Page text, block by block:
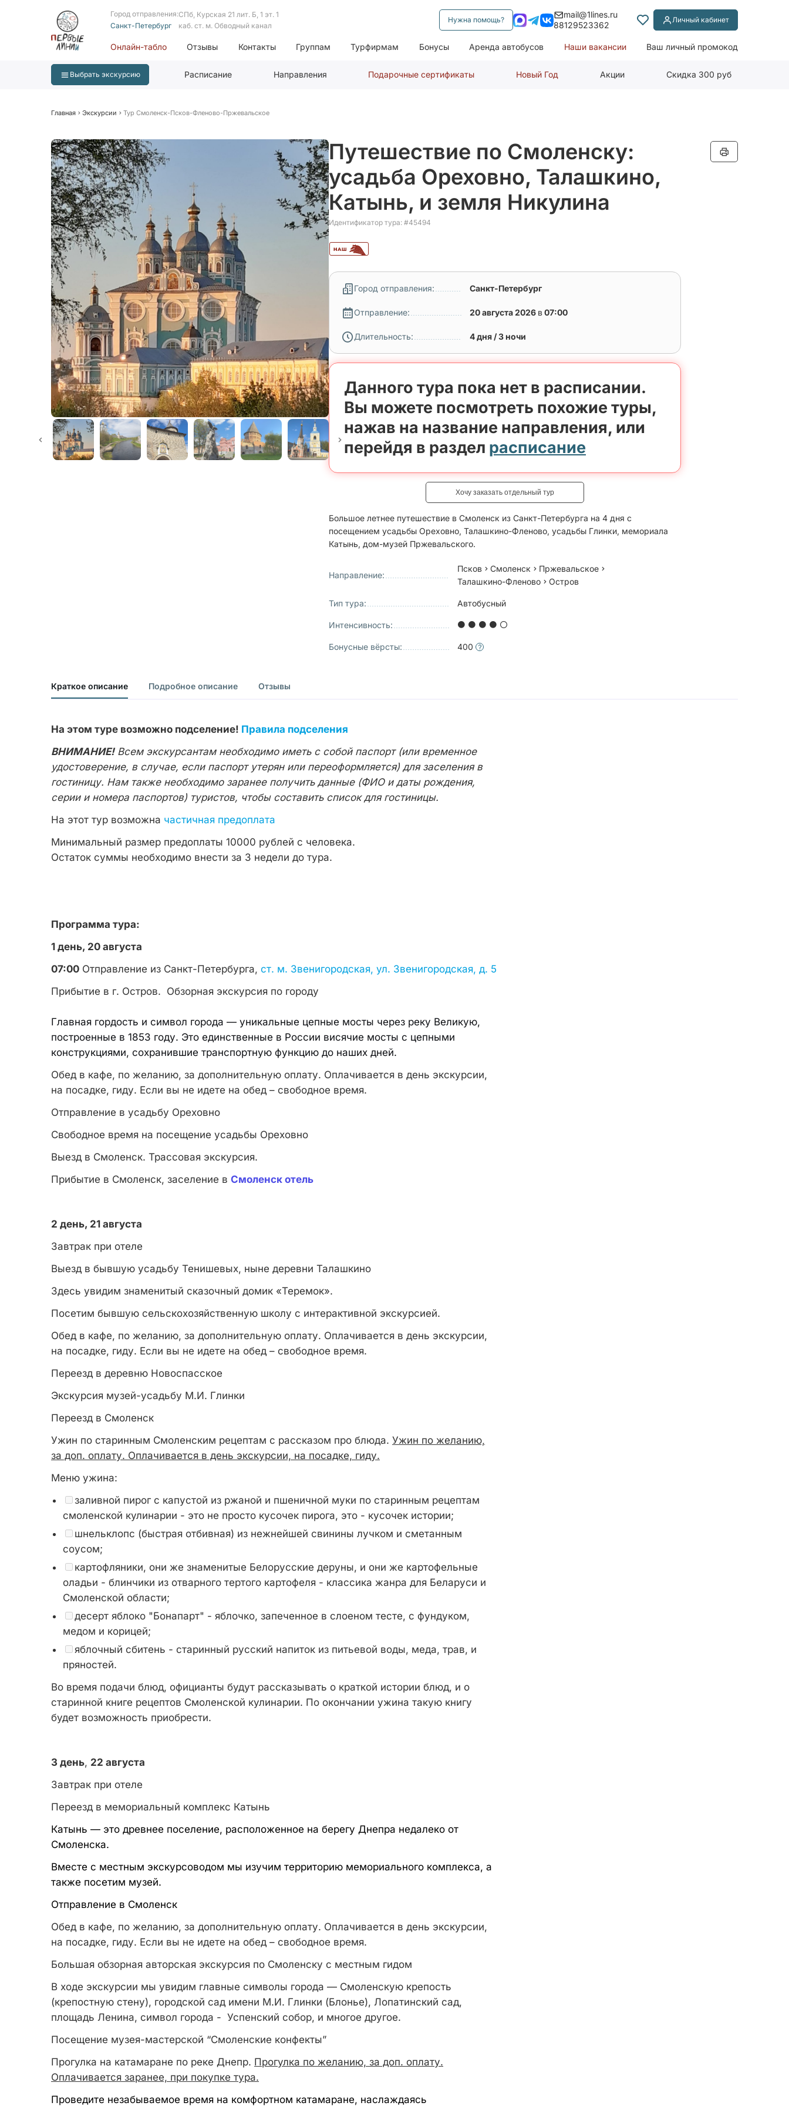
Город отправления:
Санкт-Петербург
СПб, Курская 21 лит. Б, 1 эт. 1
каб. ст. м. Обводный канал
Нужна помощь?
mail@1lines.ru
88129523362
Личный кабинет
Онлайн-табло Отзывы Контакты Группам Турфирмам Бонусы Аренда автобусов Наши вакансии Ваш личный промокод
Выбрать экскурсию Расписание Направления Подарочные сертификаты Новый Год Акции Скидка 300 руб
Главная Экскурсии Тур Смоленск-Псков-Фленово-Пржевальское
Путешествие по Смоленску:
усадьба Ореховно, Талашкино,
Катынь, и земля Никулина
Идентификатор тура: #45494
Город отправления: Санкт-Петербург
Отправление: 20 августа 2026 в07:00
Длительность: 4 дня / 3 ночи
Данного тура пока нет в расписании.
Вы можете посмотреть похожие туры,
нажав на название направления, или
перейдя в раздел расписание
Хочу заказать отдельный тур
Большое летнее путешествие в Смоленск из Санкт-Петербурга на 4 дня с
посещением усадьбы Ореховно, Талашкино-Фленово, усадьбы Глинки, мемориала
Катынь, дом-музей Пржевальского.
Направление:
Псков Смоленск
Пржевальское
Талашкино-Фленово
Остров
Тип тура: Автобусный
Интенсивность:
Бонусные вёрсты: 400
Краткое описание Подробное описание Отзывы
На этом туре возможно подселение! Правила подселения
ВНИМАНИЕ!Всем экскурсантам необходимо иметь с собой паспорт (или временное
удостоверение, в случае, если паспорт утерян или переоформляется) для заселения в
гостиницу. Нам также необходимо заранее получить данные (ФИО и даты рождения,
серии и номера паспортов) туристов, чтобы составить список для гостиницы.
На этот тур возможна частичная предоплата
Минимальный размер предоплаты 10000 рублей с человека.
Остаток суммы необходимо внести за 3 недели до тура.
Программа тура:
1 день, 20 августа
07:00 Отправление из Санкт-Петербурга, ст. м. Звенигородская, ул. Звенигородская, д. 5
Прибытие в г. Остров. Обзорная экскурсия по городу
Главная гордость и символ города — уникальные цепные мосты через реку Великую,
построенные в 1853 году. Это единственные в России висячие мосты с цепными
конструкциями, сохранившие транспортную функцию до наших дней.
Обед в кафе, по желанию, за дополнительную оплату. Оплачивается в день экскурсии,
на посадке, гиду. Если вы не идете на обед – свободное время.
Отправление в усадьбу Ореховно
Свободное время на посещение усадьбы Ореховно
Выезд в Смоленск. Трассовая экскурсия.
Прибытие в Смоленск, заселение в Смоленск отель
2 день, 21 августа
Завтрак при отеле
Выезд в бывшую усадьбу Тенишевых, ныне деревни Талашкино
Здесь увидим знаменитый сказочный домик «Теремок».
Посетим бывшую сельскохозяйственную школу с интерактивной экскурсией.
Обед в кафе, по желанию, за дополнительную оплату. Оплачивается в день экскурсии,
на посадке, гиду. Если вы не идете на обед – свободное время.
Переезд в деревню Новоспасское
Экскурсия музей-усадьбу М.И. Глинки
Переезд в Смоленск
Ужин по старинным Смоленским рецептам с рассказом про блюда. Ужин по желанию,
за доп. оплату. Оплачивается в день экскурсии, на посадке, гиду.
Меню ужина:
заливной пирог с капустой из ржаной и пшеничной муки по старинным рецептам
смоленской кулинарии - это не просто кусочек пирога, это - кусочек истории;
шнельклопс (быстрая отбивная) из нежнейшей свинины лучком и сметанным
соусом;
картофляники, они же знаменитые Белорусские деруны, и они же картофельные
оладьи - блинчики из отварного тертого картофеля - классика жанра для Беларуси и
Смоленской области;
десерт яблоко "Бонапарт" - яблочко, запеченное в слоеном тесте, с фундуком,
медом и корицей;
яблочный сбитень - старинный русский напиток из питьевой воды, меда, трав, и
пряностей.
Во время подачи блюд, официанты будут рассказывать о краткой истории блюд, и о
старинной книге рецептов Смоленской кулинарии. По окончании ужина такую книгу
будет возможность приобрести.
3 день, 22 августа
Завтрак при отеле
Переезд в мемориальный комплекс Катынь
Катынь — это древнее поселение, расположенное на берегу Днепра недалеко от
Смоленска.
Вместе с местным экскурсоводом мы изучим территорию мемориального комплекса, а
также посетим музей.
Отправление в Смоленск
Обед в кафе, по желанию, за дополнительную оплату. Оплачивается в день экскурсии,
на посадке, гиду. Если вы не идете на обед – свободное время.
Большая обзорная авторская экскурсия по Смоленску с местным гидом
В ходе экскурсии мы увидим главные символы города — Смоленскую крепость
(крепостную стену), городской сад имени М.И. Глинки (Блонье), Лопатинский сад,
площадь Ленина, символ города - Успенский собор, и многое другое.
Посещение музея-мастерской “Смоленские конфекты”
Прогулка на катамаране по реке Днепр. Прогулка по желанию, за доп. оплату.
Оплачивается заранее, при покупке тура.
Проведите незабываемое время на комфортном катамаране, наслаждаясь